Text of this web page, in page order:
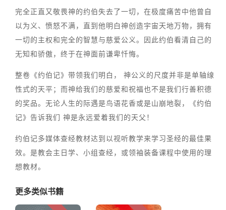
完全正直又敬畏神的约伯失去了一切，在极度痛苦中他曾自
以为义、愤怒不满，直到他明白神创造宇宙天地万物，拥有
一切的主权和完全的智慧与慈爱公义。因此约伯看清自己的
无知和骄傲，终于在神面前谦卑忏悔。
整卷《约伯记》带领我们明白， 神公义的尺度并非是单轴缐
性式的天平；而神给我们的慈爱和祝福也不是我们行善积德
的奖品。无论人生的际遇是鸟语花香或是山崩地裂，《约伯
记》告诉我们 神是永远爱着我们的天父！
约伯记多媒体查经教材达到以视听教学来学习圣经的最佳果
效。是教会主日学、小组查经，或领袖装备课程中使用的理
想教材。
更多类似书籍